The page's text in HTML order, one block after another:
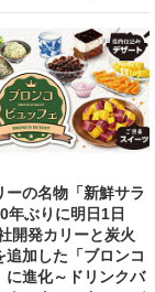
ーの名物「新鮮サラ
年ぶりに明日1日
開発カリーと炭火
追加した「ブロンコ
に進化～ドリンクバ